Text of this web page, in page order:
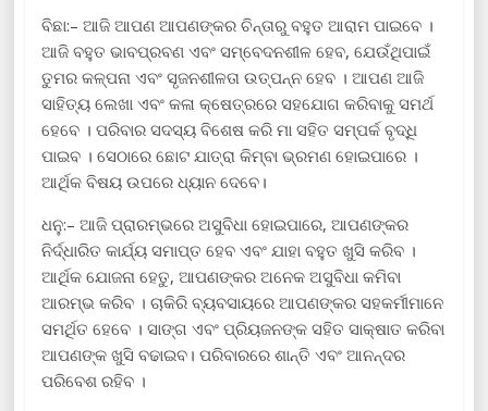
ବିଛା:– ଆଜି ଆପଣ ଆପଣଙ୍କର ଚିନ୍ତାରୁ ବହୁତ ଆରାମ ପାଇବେ ।
ଆଜି ବହୁତ ଭାବପ୍ରବଣ ଏବଂ ସମ୍ବେଦନଶୀଳ ହେବ, ଯେଉଁଥିପାଇଁ
ତୁମର କଳ୍ପନା ଏବଂ ସୃଜନଶୀଳତା ଉତ୍ପନ୍ନ ହେବ । ଆପଣ ଆଜି
ସାହିତ୍ୟ ଲେଖା ଏବଂ କଳା କ୍ଷେତ୍ରରେ ସହଯୋଗ କରିବାକୁ ସମର୍ଥ
ହେବେ । ପରିବାର ସଦସ୍ୟ ବିଶେଷ କରି ମା ସହିତ ସମ୍ପର୍କ ବୃଦ୍ଧି
ପାଇବ । ସେଠାରେ ଛୋଟ ଯାତ୍ରା କିମ୍ବା ଭ୍ରମଣ ହୋଇପାରେ ।
ଆର୍ଥିକ ବିଷୟ ଉପରେ ଧ୍ୟାନ ଦେବେ।
ଧନୁ:– ଆଜି ପ୍ରାରମ୍ଭରେ ଅସୁବିଧା ହୋଇପାରେ, ଆପଣଙ୍କର
ନିର୍ଦ୍ଧାରିତ କାର୍ଯ୍ୟ ସମାପ୍ତ ହେବ ଏବଂ ଯାହା ବହୁତ ଖୁସି କରିବ ।
ଆର୍ଥିକ ଯୋଜନା ହେତୁ, ଆପଣଙ୍କର ଅନେକ ଅସୁବିଧା କମିବା
ଆରମ୍ଭ କରିବ । ଚାକିରି ବ୍ୟବସାୟରେ ଆପଣଙ୍କର ସହକର୍ମୀମାନେ
ସମର୍ଥିତ ହେବେ । ସାଙ୍ଗ ଏବଂ ପ୍ରିୟଜନଙ୍କ ସହିତ ସାକ୍ଷାତ କରିବା
ଆପଣଙ୍କ ଖୁସି ବଢାଇବ। ପରିବାରରେ ଶାନ୍ତି ଏବଂ ଆନନ୍ଦର
ପରିବେଶ ରହିବ ।